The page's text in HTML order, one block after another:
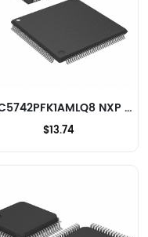
SPC5742PFK1AMLQ8 NXP USA Inc. Microcontrôleurs
$13.74